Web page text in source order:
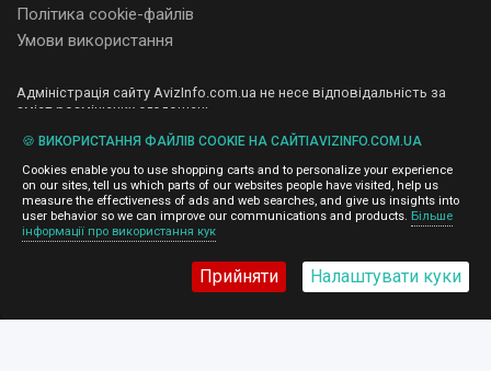
Політика cookie-файлів
Умови використання
Адміністрація сайту AvizInfo.com.ua не несе відповідальність за
зміст розміщених оголошень.
і не продаємо особисту інформацію зареєстрованих користувачів
AvizInfo.com.ua третім особам. Ми не відповідаємо за правила
конфіденційності сайтів на які посилається AvizInfo.com.ua. На
деяких сторінках нашого сайту представлена реклама Google
Adsense Advertising Network. Щоб дізнатися детальніше про
правила конфіденційності Google
🍪 ВИКОРИСТАННЯ ФАЙЛІВ COOKIE НА САЙТІAVIZINFO.COM.UA
Cookies enable you to use shopping carts and to personalize your experience
on our sites, tell us which parts of our websites people have visited, help us
measure the effectiveness of ads and web searches, and give us insights into
user behavior so we can improve our communications and products. Більше
інформації про використання кук
Прийняти Налаштувати куки